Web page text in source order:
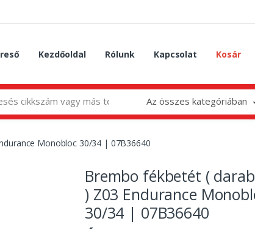
Kezdőoldal Rólunk Kapcsolat Kosár
Az összes kategóriában
Monobloc 30/34 | 07B36640
Brembo fékbetét (
) Z03 Endurance
30/34 | 07B36640